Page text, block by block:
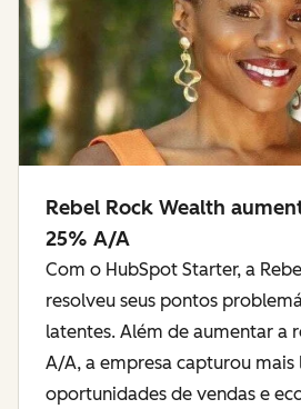
Rebel Rock Wealth
25% A/A
Com o HubSpot Starter, a
resolveu seus pontos
latentes. Além de aumentar a
A/A, a empresa capturou mais
oportunidades de vendas e